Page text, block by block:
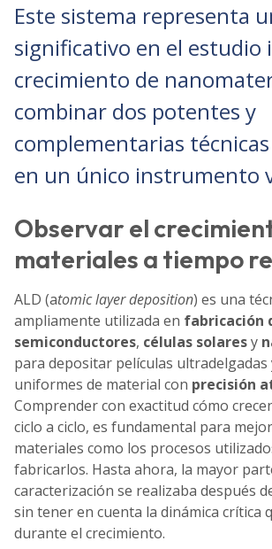
Este sistema representa
significativo en el estudio
crecimiento de
combinar dos potentes y
complementarias
en un único instrumento
Observar el
materiales a tiempo
ALD (atomic layer deposition) es una
ampliamente utilizada en fabricación
semiconductores, células solaresy
para depositar películas ultradelgadas
uniformes de material con precisión
Comprender con exactitud cómo
ciclo a ciclo, es fundamental para
materiales como los procesos
fabricarlos. Hasta ahora, la mayor
caracterización se realizaba después
sin tener en cuenta la dinámica crítica
durante el crecimiento.